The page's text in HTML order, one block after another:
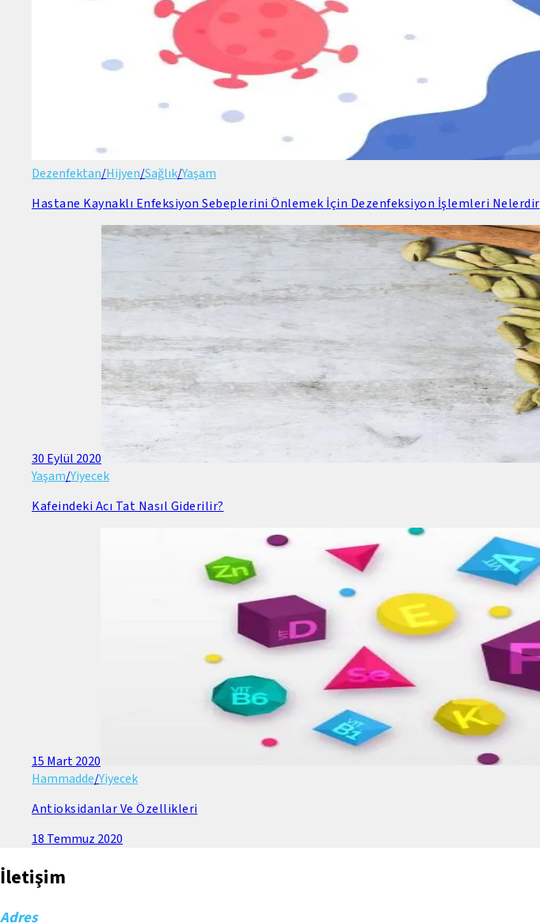
Dezenfektan/Hijyen/Sağlık/Yaşam
Hastane Kaynaklı Enfeksiyon Sebeplerini Önlemek İçin Dezenfeksiyon İşlemleri Nelerdir
30 Eylül 2020
Yaşam/Yiyecek
Kafeindeki Acı Tat Nasıl Giderilir?
15 Mart 2020
Hammadde/Yiyecek
Antioksidanlar Ve Özellikleri
18 Temmuz 2020
İletişim
Adres